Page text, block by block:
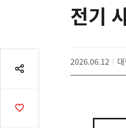
동
경
로
으
로
영
역공
기
공
전기
2026.06.12